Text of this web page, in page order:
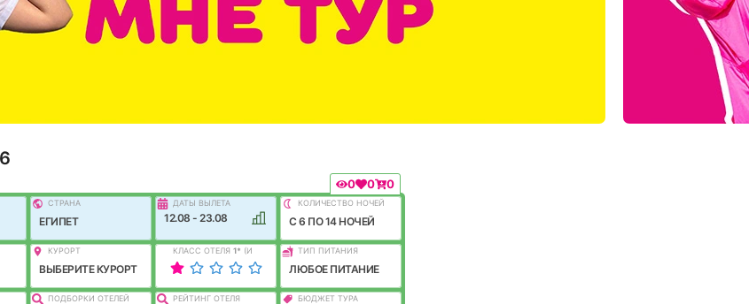
0 0 0
СТРАНА
ЕГИПЕТ
ДАТЫ ВЫЛЕТА
12.08 - 23.08
КОЛИЧЕСТВО НОЧЕЙ
C 6 ПО 14 НОЧЕЙ
КУРОРТ
ВЫБЕРИТЕ КУРОРТ
КЛАСС ОТЕЛЯ 1* (И
ЛУЧШЕ)
ТИП ПИТАНИЯ
ЛЮБОЕ ПИТАНИЕ
ПОДБОРКИ ОТЕЛЕЙ РЕЙТИНГ ОТЕЛЯ БЮДЖЕТ ТУРА